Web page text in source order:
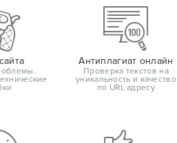
Антиплагиат онлайн
Проверка текстов на
уникальность и качество
по URL адресу